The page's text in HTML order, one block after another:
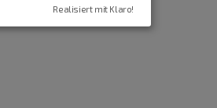
Realisiert mit Klaro!